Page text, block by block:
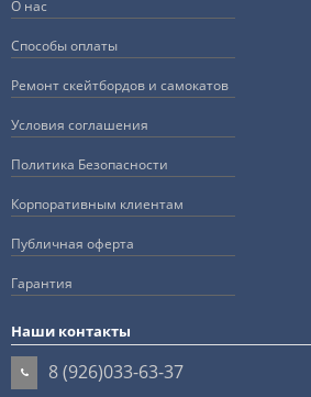
О нас
Способы оплаты
Ремонт скейтбордов и самокатов
Условия соглашения
Политика Безопасности
Корпоративным клиентам
Публичная оферта
Гарантия
Наши контакты
8 (926)033-63-37